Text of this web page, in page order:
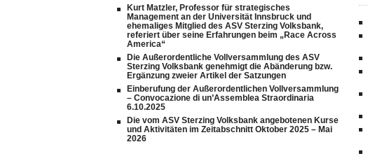
Kurt Matzler, Professor für strategisches
Management an der Universität Innsbruck und
ehemaliges Mitglied des ASV Sterzing Volksbank,
referiert über seine Erfahrungen beim „Race Across
America“
Die Außerordentliche Vollversammlung des ASV
Sterzing Volksbank genehmigt die Abänderung bzw.
Ergänzung zweier Artikel der Satzungen
Einberufung der Außerordentlichen Vollversammlung
– Convocazione di un’Assemblea Straordinaria
6.10.2025
Die vom ASV Sterzing Volksbank angebotenen Kurse
und Aktivitäten im Zeitabschnitt Oktober 2025 – Mai
2026